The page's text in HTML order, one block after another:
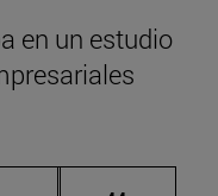
en un estudio